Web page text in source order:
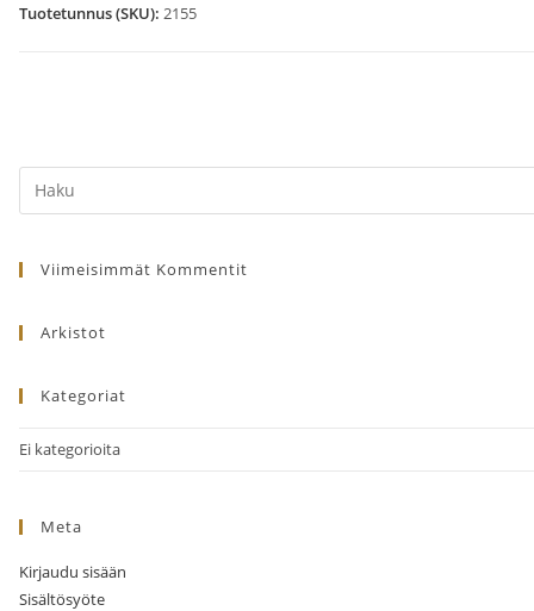
Tuotetunnus (SKU): 2155
Search
this
Viimeisimmät Kommentit
Arkistot
Kategoriat
Ei kategorioita
Meta
Kirjaudu sisään
Sisältösyöte